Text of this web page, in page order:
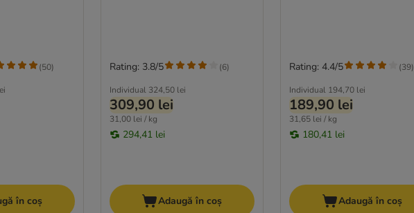
(50)
în coș
Individual 324,50 lei
309,90 lei
31,00 lei / kg
294,41 lei
Rating: 3.8/5 (6)
Adaugă în coș
Individual 194,70 lei
189,90 lei
31,65 lei / kg
180,41 lei
Rating: 4.4/5 (39)
Adaugă în coș